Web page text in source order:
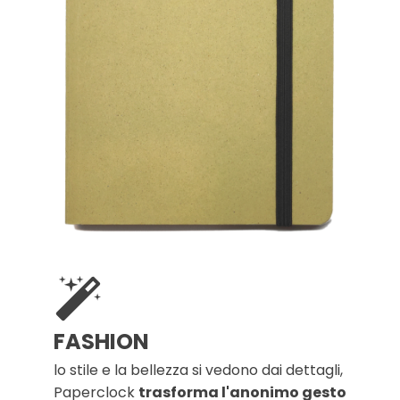
FASHION
lo stile e la bellezza si vedono dai dettagli,
Paperclock trasforma l'anonimo gesto